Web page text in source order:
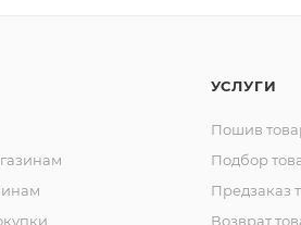
УСЛУГИ
Пошив
Подбор
Предзаказ
Возврат